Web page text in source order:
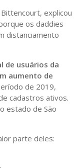
explicou
os daddies
distanciamento
de usuários da
aumento de
de 2019,
cadastros ativos.
estado de São
parte deles: